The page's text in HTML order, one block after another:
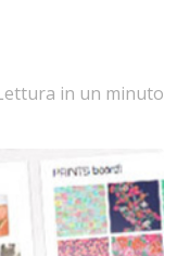
in un minuto